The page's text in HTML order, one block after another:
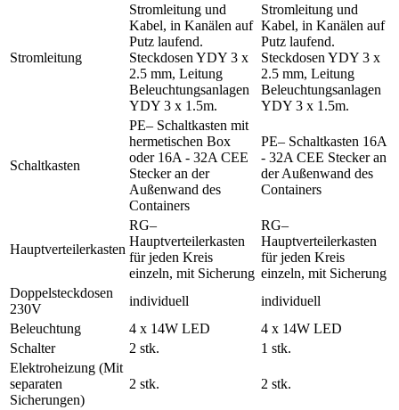
Stromleitung
Stromleitung und
Kabel, in Kanälen auf
Putz laufend.
Steckdosen YDY 3 x
2.5 mm, Leitung
Beleuchtungsanlagen
YDY 3 x 1.5m.
Stromleitung und
Kabel, in Kanälen auf
Putz laufend.
Steckdosen YDY 3 x
2.5 mm, Leitung
Beleuchtungsanlagen
YDY 3 x 1.5m.
Schaltkasten
PE– Schaltkasten mit
hermetischen Box
oder 16A - 32A CEE
Stecker an der
Außenwand des
Containers
PE– Schaltkasten 16A
- 32A CEE Stecker an
der Außenwand des
Containers
Hauptverteilerkasten
RG–
Hauptverteilerkasten
für jeden Kreis
einzeln, mit Sicherung
RG–
Hauptverteilerkasten
für jeden Kreis
einzeln, mit Sicherung
Doppelsteckdosen
230V
individuell
individuell
Beleuchtung
4 x 14W LED
4 x 14W LED
Schalter
2 stk.
1 stk.
Elektroheizung (Mit
separaten
Sicherungen)
2 stk. 2 stk.